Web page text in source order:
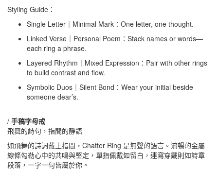
Styling Guide：
Single Letter｜Minimal Mark：One letter, one thought.
Linked Verse｜Personal Poem：Stack names or words—
each ring a phrase.
Layered Rhythm｜Mixed Expression：Pair with other rings
to build contrast and flow.
Symbolic Duos｜Silent Bond：Wear your initial beside
someone dear’s.
/ 手稿字母戒
飛舞的詩句，指間的靜語
如飛舞的詩詞戴上指間，Chatter Ring 是無聲的語言。流暢的金屬
線條勾勒心中的共鳴與堅定，單指佩戴如留白，連寫穿戴則如詩章
段落，一字一句皆屬於你。